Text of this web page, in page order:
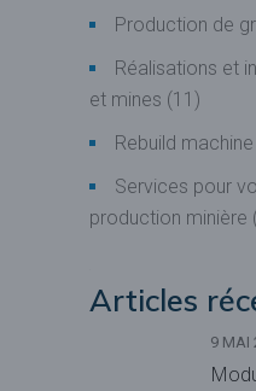
Production de
Réalisations et
et mines (11)
Rebuild
Services pour
production minière
Articles
9 MAI